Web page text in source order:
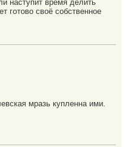
наступит время делить
готово своё собственное
мразь купленна ими.